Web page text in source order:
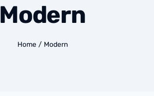
Modern
Home / Modern